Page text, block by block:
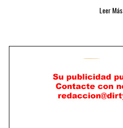
Leer Más